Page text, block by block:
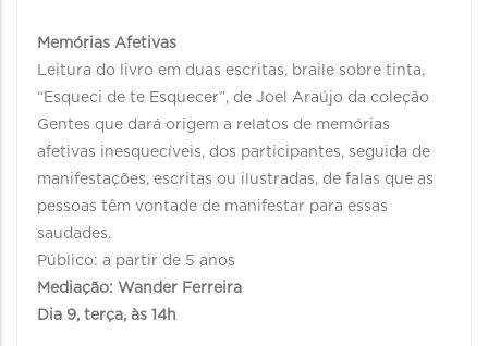
Memórias Afetivas
Leitura do livro em duas escritas, braile sobre tinta,
“Esqueci de te Esquecer”, de Joel Araújo da coleção
Gentes que dará origem a relatos de memórias
afetivas inesquecíveis, dos participantes, seguida de
manifestações, escritas ou ilustradas, de falas que as
pessoas têm vontade de manifestar para essas
saudades.
Público: a partir de 5 anos
Mediação: Wander Ferreira
Dia 9, terça, às 14h